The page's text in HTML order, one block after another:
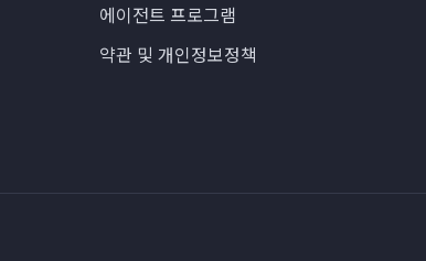
에이전트 프로그램
약관 및 개인정보정책